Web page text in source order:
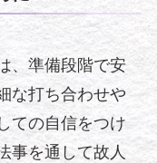
、準備段階で安
な打ち合わせや
ての自信をつけ
事を通して故人